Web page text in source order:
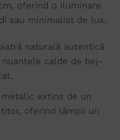
oferind o iluminare
sau minimalist de lux.
naturală autentică
calde de bej-
extins de un
oferind lămpii un